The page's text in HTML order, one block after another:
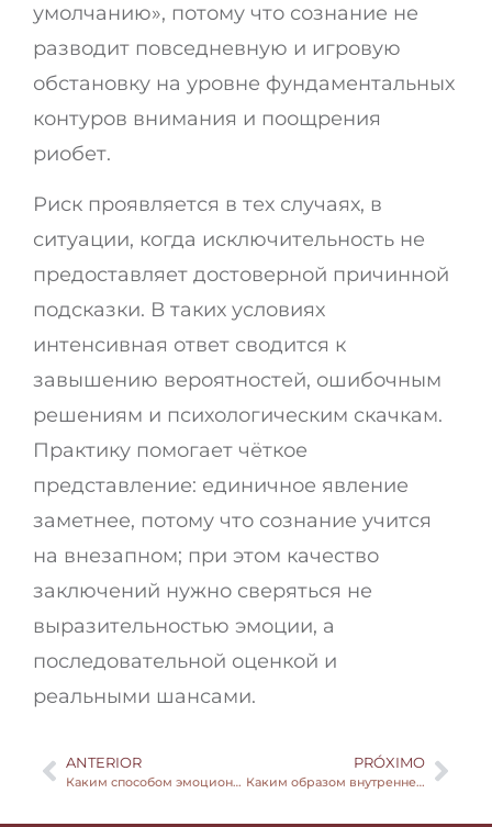
умолчанию», потому что сознание не
разводит повседневную и игровую
обстановку на уровне фундаментальных
контуров внимания и поощрения
риобет.
Риск проявляется в тех случаях, в
ситуации, когда исключительность не
предоставляет достоверной причинной
подсказки. В таких условиях
интенсивная ответ сводится к
завышению вероятностей, ошибочным
решениям и психологическим скачкам.
Практику помогает чёткое
представление: единичное явление
заметнее, потому что сознание учится
на внезапном; при этом качество
заключений нужно сверяться не
выразительностью эмоции, а
последовательной оценкой и
реальными шансами.
ANTERIOR
Каким способом эмоциональный климат изменяет восприятие достижения
PRÓXIMO
Каким образом внутреннее возбуждение оказывает влияние на внимание